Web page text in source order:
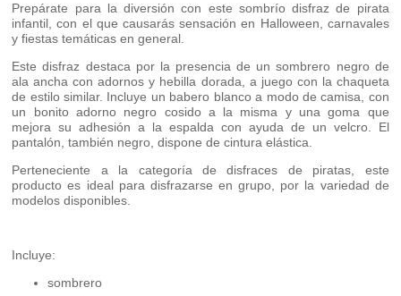
Prepárate para la diversión con este sombrío disfraz de pirata
infantil, con el que causarás sensación en Halloween, carnavales
y fiestas temáticas en general.
Este disfraz destaca por la presencia de un sombrero negro de
ala ancha con adornos y hebilla dorada, a juego con la chaqueta
de estilo similar. Incluye un babero blanco a modo de camisa, con
un bonito adorno negro cosido a la misma y una goma que
mejora su adhesión a la espalda con ayuda de un velcro. El
pantalón, también negro, dispone de cintura elástica.
Perteneciente a la categoría de disfraces de piratas, este
producto es ideal para disfrazarse en grupo, por la variedad de
modelos disponibles.
Incluye:
sombrero